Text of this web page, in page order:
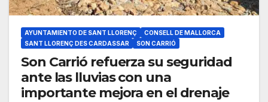
AYUNTAMIENTO DE SANT LLORENÇ
CONSELL DE MALLORCA
SANT LLORENÇ DES CARDASSAR
SON CARRIÓ
Son Carrió refuerza su seguridad
ante las lluvias con una
importante mejora en el drenaje